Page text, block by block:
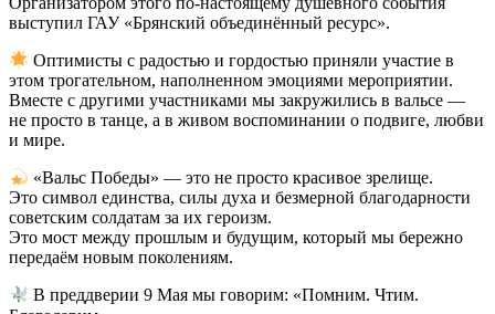
выступил ГАУ «Брянский объединённый ресурс».
Оптимисты с радостью и гордостью приняли участие в
этом трогательном, наполненном эмоциями мероприятии.
Вместе с другими участниками мы закружились в вальсе —
не просто в танце, а в живом воспоминании о подвиге, любви
и мире.
«Вальс Победы» — это не просто красивое зрелище.
Это символ единства, силы духа и безмерной благодарности
советским солдатам за их героизм.
Это мост между прошлым и будущим, который мы бережно
передаём новым поколениям.
В преддверии 9 Мая мы говорим: «Помним. Чтим.